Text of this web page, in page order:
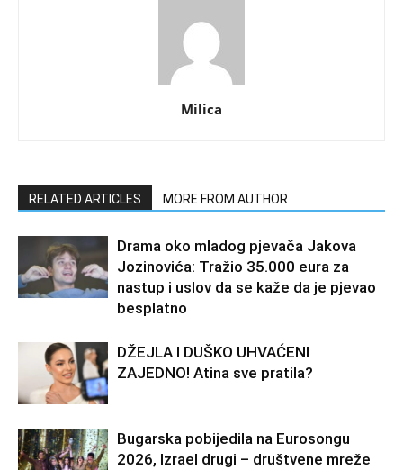
Milica
RELATED ARTICLES MORE FROM AUTHOR
Drama oko mladog pjevača Jakova
Jozinovića: Tražio 35.000 eura za
nastup i uslov da se kaže da je pjevao
besplatno
DŽEJLA I DUŠKO UHVAĆENI
ZAJEDNO! Atina sve pratila?
Bugarska pobijedila na Eurosongu
2026, Izrael drugi – društvene mreže